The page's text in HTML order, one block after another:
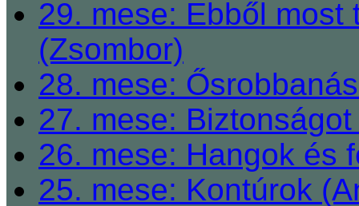
29. mese: Ebből
(Zsombor)
28. mese:
27. mese:
26. mese: Hangok és
25. mese: Kontúrok